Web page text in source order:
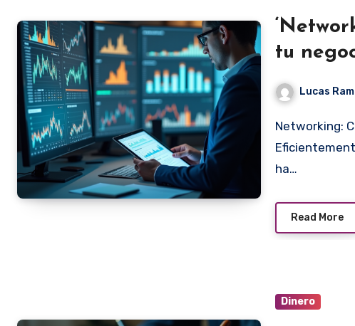
tu
Lucas
Networking: Claves para Conectar tu Negocio
ha…
Read More
Dinero